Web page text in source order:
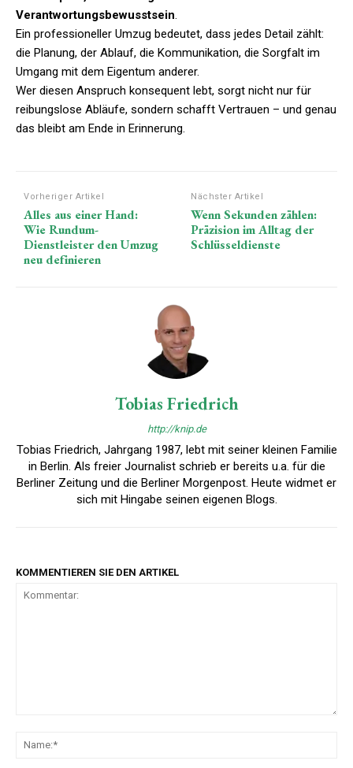
Verantwortungsbewusstsein.
Ein professioneller Umzug bedeutet, dass jedes Detail zählt:
die Planung, der Ablauf, die Kommunikation, die Sorgfalt im
Umgang mit dem Eigentum anderer.
Wer diesen Anspruch konsequent lebt, sorgt nicht nur für
reibungslose Abläufe, sondern schafft Vertrauen – und genau
das bleibt am Ende in Erinnerung.
Vorheriger Artikel
Alles aus einer Hand:
Wie Rundum-
Dienstleister den Umzug
neu definieren
Nächster Artikel
Wenn Sekunden zählen:
Präzision im Alltag der
Schlüsseldienste
Tobias Friedrich
http://knip.de
Tobias Friedrich, Jahrgang 1987, lebt mit seiner kleinen Familie
in Berlin. Als freier Journalist schrieb er bereits u.a. für die
Berliner Zeitung und die Berliner Morgenpost. Heute widmet er
sich mit Hingabe seinen eigenen Blogs.
KOMMENTIEREN SIE DEN ARTIKEL